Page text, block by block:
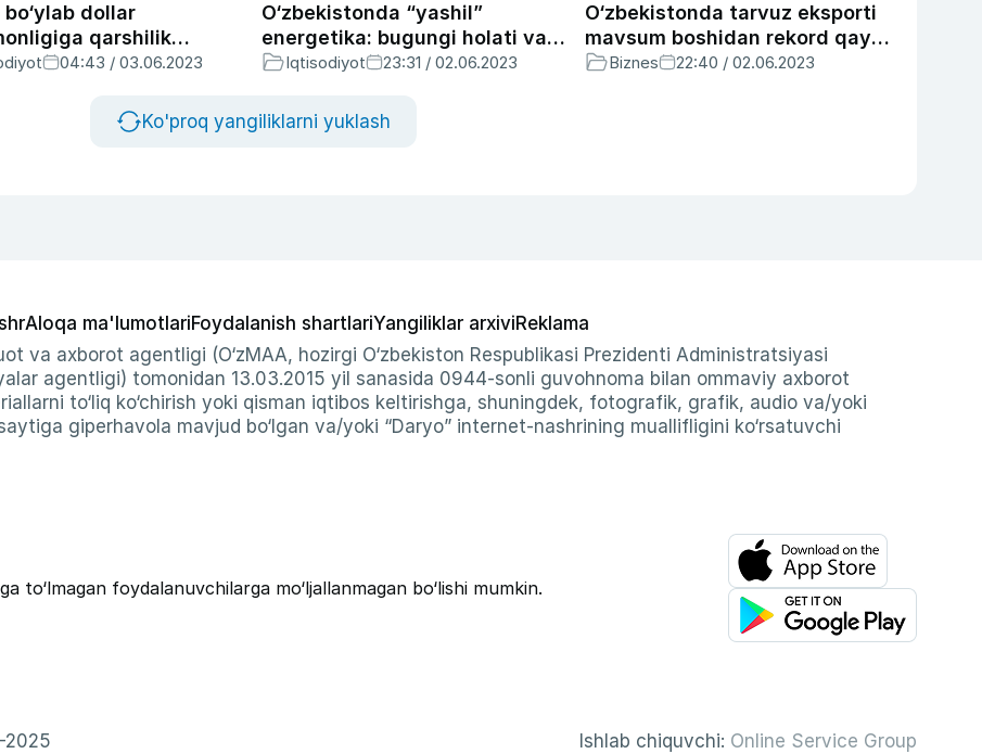
bo‘ylab dollar
qarshilik
04:43 / 03.06.2023
O‘zbekistonda “yashil”
energetika: bugungi holati va
kutilayotgan o‘zgarishlar
Iqtisodiyot 23:31 / 02.06.2023
O‘zbekistonda tarvuz eksporti
mavsum boshidan rekord qayd
etdiBiznes 22:40 / 02.06.2023
Ko'proq yangiliklarni yuklash
Aloqa ma'lumotlariFoydalanish shartlariYangiliklar arxiviReklama
va axborot agentligi (O‘zMAA, hozirgi O‘zbekiston Respublikasi Prezidenti Administratsiyasi
agentligi) tomonidan 13.03.2015 yil sanasida 0944-sonli guvohnoma bilan ommaviy axborot
to‘liq ko‘chirish yoki qisman iqtibos keltirishga, shuningdek, fotografik, grafik, audio va/yoki
giperhavola mavjud bo‘lgan va/yoki “Daryo” internet-nashrining muallifligini ko‘rsatuvchi
to‘lmagan foydalanuvchilarga mo‘ljallanmagan bo‘lishi mumkin.
Ishlab chiquvchi: Online Service Group